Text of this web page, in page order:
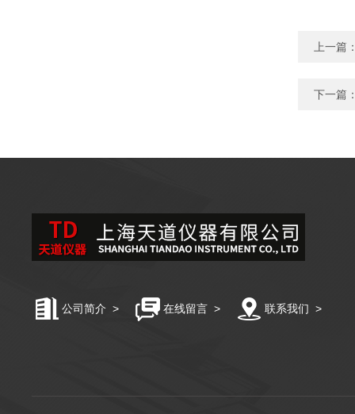
上一篇
下一篇
公司简介 > 在线留言 > 联系我们 >